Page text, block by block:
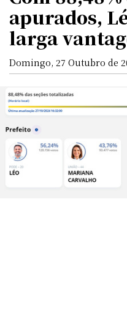
apurados,
larga
Domingo, 27 Outubro de